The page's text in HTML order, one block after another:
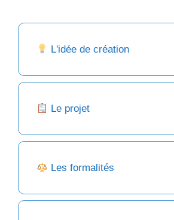
L'idée de création
Le projet
Les formalités